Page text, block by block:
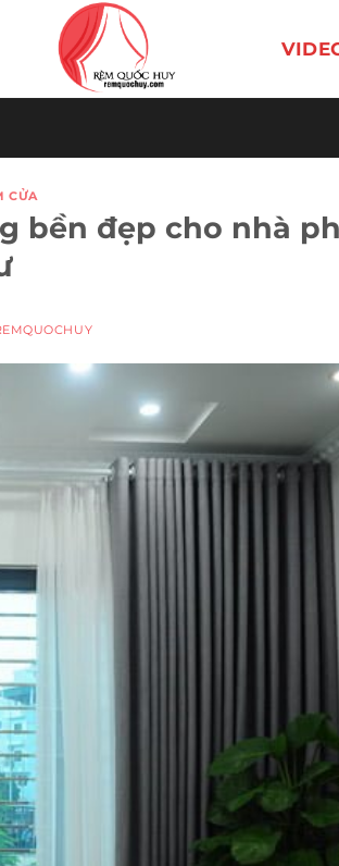
CỬA
bền đẹp cho nhà